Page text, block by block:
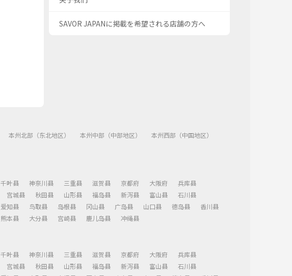
SAVOR JAPANに掲載を希望される店舗の方へ
本州北部（东北地区） 本州中部（中部地区）
本州西部（中国地区）
千叶县 神奈川县 三重县 滋贺县 京都府 大阪府
兵库县
宫城县 秋田县 山形县 福岛县 新泻县 富山县
石川县
爱知县 鸟取县 岛根县 冈山县 广岛县 山口县 德岛县
香川县
熊本县 大分县 宫崎县 鹿儿岛县 冲绳县
千叶县 神奈川县 三重县 滋贺县 京都府 大阪府
兵库县
宫城县 秋田县 山形县 福岛县 新泻县 富山县
石川县